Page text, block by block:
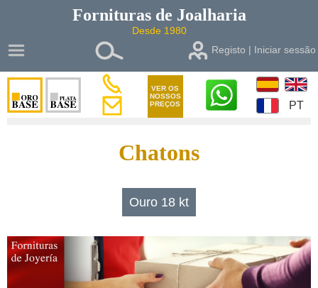
Fornituras de Joalharia
Desde 1980
Registo | Iniciar sessão
VER OS
NOSSOS
PREÇOS
PT
Chatons
Ouro 18 kt